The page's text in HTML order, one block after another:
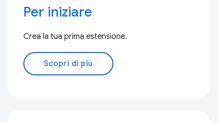
Per iniziare
Crea la tua prima estensione.
Scopri di più